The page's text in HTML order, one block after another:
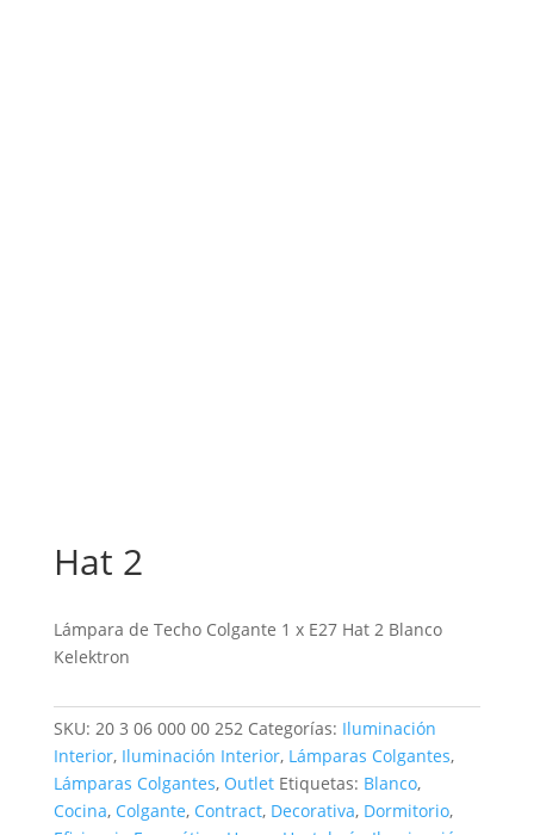
Hat 2
Lámpara de Techo Colgante 1 x E27 Hat 2 Blanco
Kelektron
SKU: 20 3 06 000 00 252 Categorías: Iluminación
Interior, Iluminación Interior, Lámparas Colgantes,
Lámparas Colgantes, Outlet Etiquetas: Blanco,
Cocina, Colgante, Contract, Decorativa, Dormitorio,